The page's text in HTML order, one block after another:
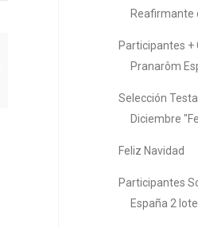
Reafirmante
Participantes +
Pranarôm
Selección
Diciembre
Feliz Navidad
Participantes
España 2